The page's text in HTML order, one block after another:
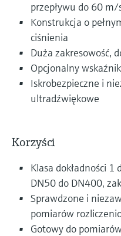
przepływu do 60
Konstrukcja o
ciśnienia
Duża zakresowość,
Opcjonalny
Iskrobezpieczne i
ultradźwiękowe
Korzyści
Klasa dokładności 1
DN50 do DN400,
Sprawdzone i
pomiarów
Gotowy do